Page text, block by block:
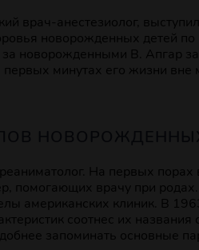
врач-анестезиолог,
новорожденных детей по
новорожденными В. Апгар
минутах его жизни вне
На первых порах
помогающих врачу при
американских клиник. В
соотнес их названия
запоминать основные